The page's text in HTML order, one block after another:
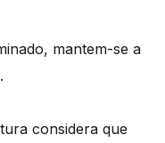
mantem-se a
considera que